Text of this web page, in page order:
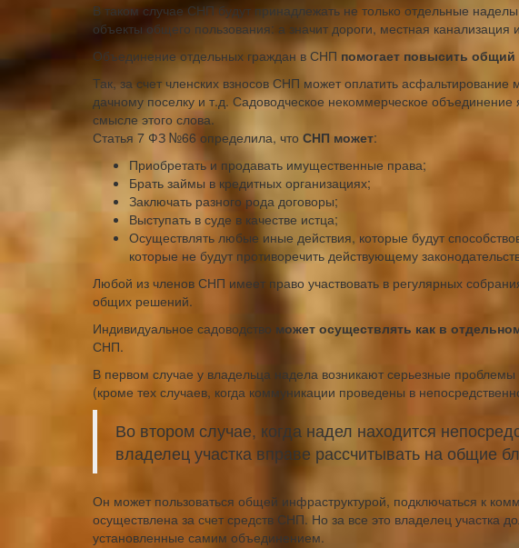
В таком случае СНП будут принадлежать не только отдельные наделы
объекты общего пользования: а значит дороги, местная канализация
Объединение отдельных граждан в СНП помогает повысить общий
Так, за счет членских взносов СНП может оплатить асфальтирование
дачному поселку и т.д. Садоводческое некоммерческое
смысле этого слова.
Статья 7 ФЗ №66 определила, что СНП может:
Приобретать и продавать имущественные права;
Брать займы в кредитных организациях;
Заключать разного рода договоры;
Выступать в суде в качестве истца;
Осуществлять любые иные действия, которые будут
которые не будут противоречить действующему
Любой из членов СНП имеет право участвовать в регулярных
общих решений.
Индивидуальное садоводство может осуществлять как в
СНП.
В первом случае у владельца надела возникают серьезные
(кроме тех случаев, когда коммуникации проведены в
Во втором случае, когда надел находится
владелец участка вправе рассчитывать на общие
Он может пользоваться общей инфраструктурой, подключаться к
осуществлена за счет средств СНП. Но за все это владелец участка
установленные самим объединением.